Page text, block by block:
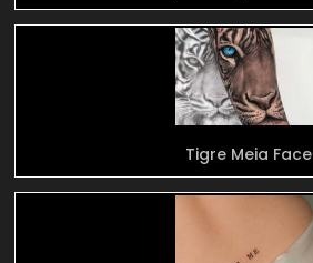
Tigre Meia Face